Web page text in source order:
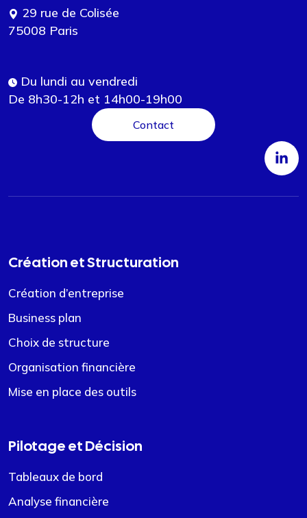
29 rue de Colisée
75008 Paris
Du lundi au vendredi
De 8h30-12h et 14h00-19h00
Contact
Création et Structuration
Création d’entreprise
Business plan
Choix de structure
Organisation financière
Mise en place des outils
Pilotage et Décision
Tableaux de bord
Analyse financière